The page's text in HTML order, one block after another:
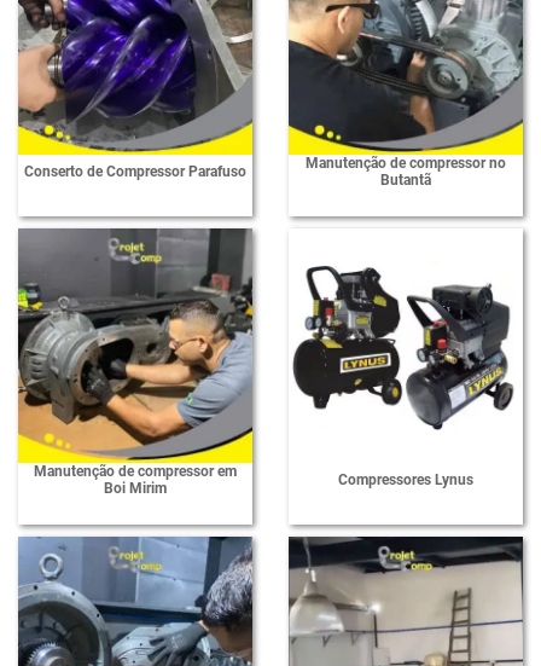
Conserto de Compressor Parafuso
Manutenção de compressor no
Butantã
Manutenção de compressor em
Boi Mirim
Compressores Lynus